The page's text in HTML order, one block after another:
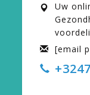
Uw
[email